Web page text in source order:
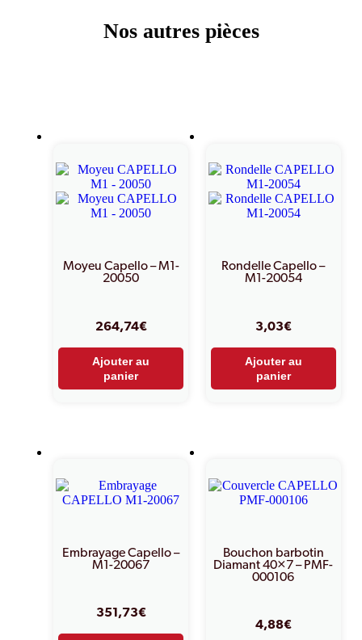
Nos autres pièces
Moyeu Capello – M1-
20050
264,74€
Ajouter au
panier
Rondelle Capello –
M1-20054
3,03€
Ajouter au
panier
Embrayage Capello –
M1-20067
351,73€
Bouchon barbotin
Diamant 40×7 – PMF-
000106
4,88€